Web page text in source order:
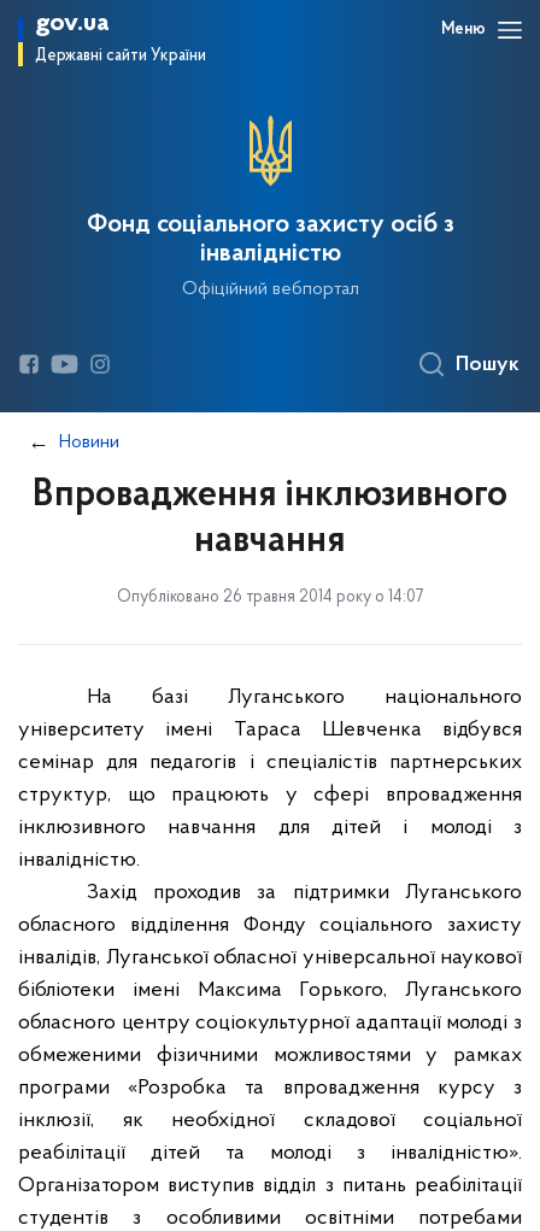
gov.ua
Державні сайти України
Меню
Фонд соціального захисту осіб з
інвалідністю
Офіційний вебпортал
Пошук
Новини
Впровадження інклюзивного
навчання
Опубліковано 26 травня 2014 року о 14:07
На базі Луганського національного
університету імені Тараса Шевченка відбувся
семінар для педагогів і спеціалістів партнерських
структур, що працюють у сфері впровадження
інклюзивного навчання для дітей і молоді з
інвалідністю.
Захід проходив за підтримки Луганського
обласного відділення Фонду соціального захисту
інвалідів, Луганської обласної універсальної наукової
бібліотеки імені Максима Горького, Луганського
обласного центру соціокультурної адаптації молоді з
обмеженими фізичними можливостями у рамках
програми «Розробка та впровадження курсу з
інклюзії, як необхідної складової соціальної
реабілітації дітей та молоді з інвалідністю».
Організатором виступив відділ з питань реабілітації
студентів з особливими освітніми потребами